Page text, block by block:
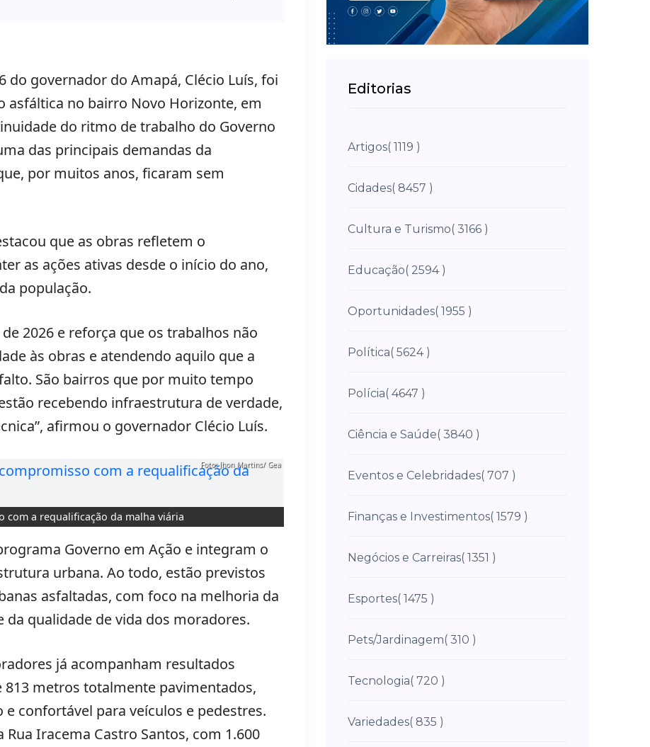
do governador do Amapá, Clécio Luís, foi
asfáltica no bairro Novo Horizonte, em
do ritmo de trabalho do Governo
das principais demandas da
por muitos anos, ficaram sem
que as obras refletem o
as ações ativas desde o início do ano,
população.
2026 e reforça que os trabalhos não
às obras e atendendo aquilo que a
São bairros que por muito tempo
recebendo infraestrutura de verdade,
afirmou o governador Clécio Luís.
com a requalificação da malha viária
Foto: Jhon Martins/ Gea
Governo em Ação e integram o
urbana. Ao todo, estão previstos
asfaltadas, com foco na melhoria da
qualidade de vida dos moradores.
já acompanham resultados
813 metros totalmente pavimentados,
confortável para veículos e pedestres.
Iracema Castro Santos, com 1.600
Editorias
Artigos( 1119 )
Cidades( 8457 )
Cultura e Turismo( 3166 )
Educação( 2594 )
Oportunidades( 1955 )
Política( 5624 )
Polícia( 4647 )
Ciência e Saúde( 3840 )
Eventos e Celebridades( 707 )
Finanças e Investimentos( 1579 )
Negócios e Carreiras( 1351 )
Esportes( 1475 )
Pets/Jardinagem( 310 )
Tecnologia( 720 )
Variedades( 835 )